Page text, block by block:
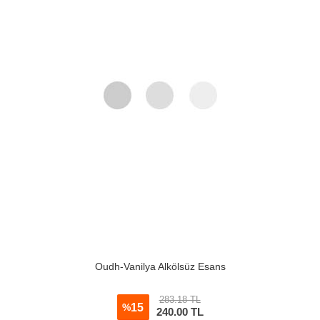
Oudh-Vanilya Alkölsüz Esans
%15
283.18 TL
240.00TL